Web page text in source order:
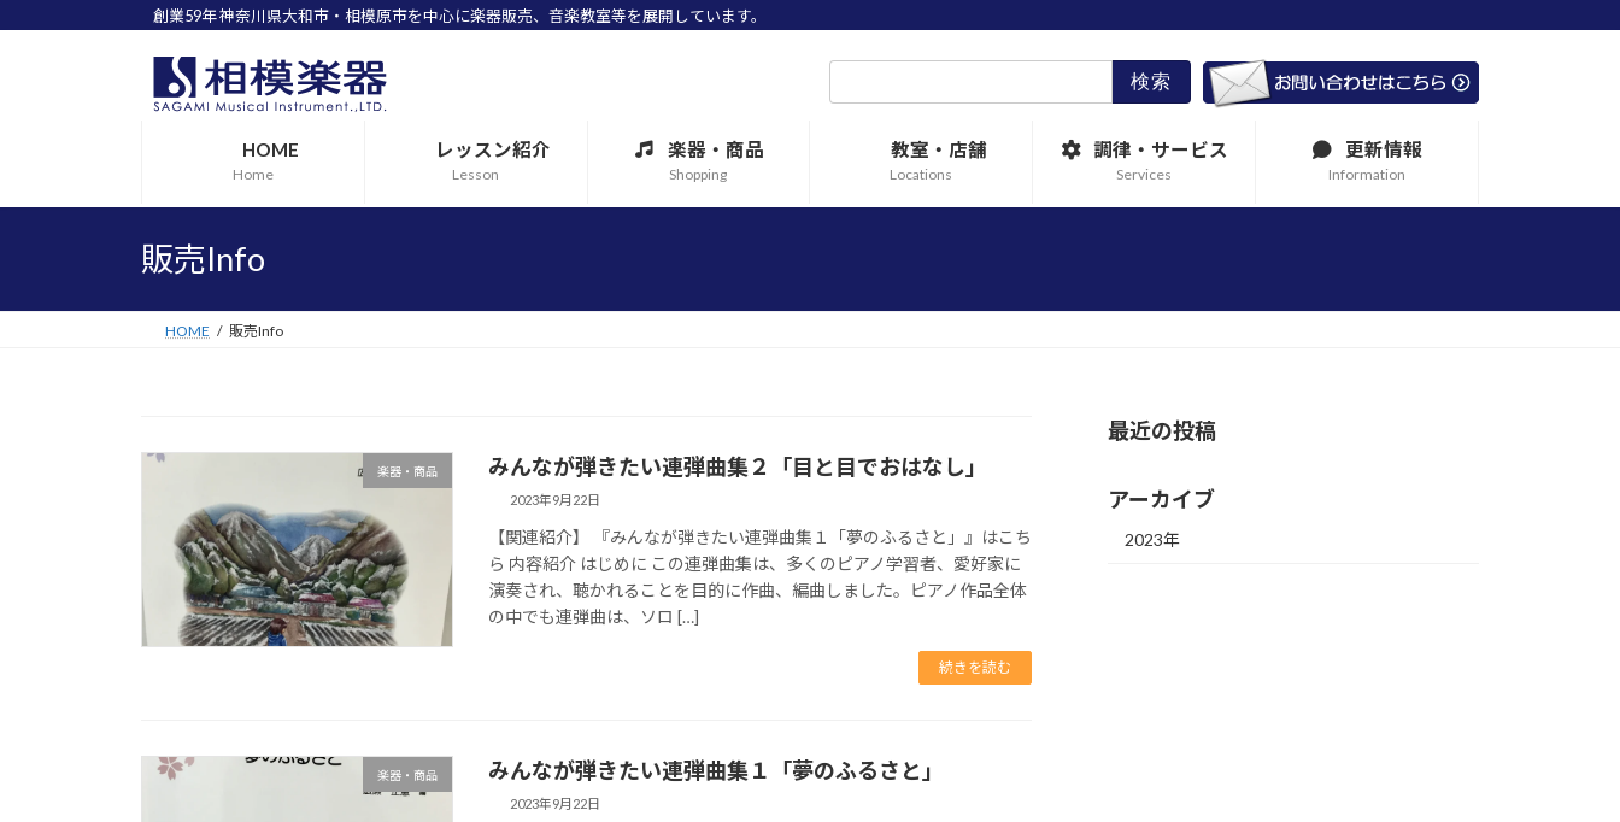
創業59年 神奈川県大和市・相模原市を中心に楽器販売、音楽教室等を展開しています。
索:
HOME
Home
レッスン紹介
Lesson
楽器・商品
Shopping
教室・店舗
Locations
調律・サービス
Services
更新情報
Information
販売Info
HOME 販売Info
楽器・商品 みんなが弾きたい連弾曲集２「目と目でおはなし」
2023年9月22日
【関連紹介】 『みんなが弾きたい連弾曲集１「夢のふるさと」』はこち
ら 内容紹介 はじめに この連弾曲集は、多くのピアノ学習者、愛好家に
演奏され、聴かれることを目的に作曲、編曲しました。ピアノ作品全体
の中でも連弾曲は、ソロ […]
続きを読む
楽器・商品 みんなが弾きたい連弾曲集１「夢のふるさと」
2023年9月22日
最近の投稿
アーカイブ
2023年